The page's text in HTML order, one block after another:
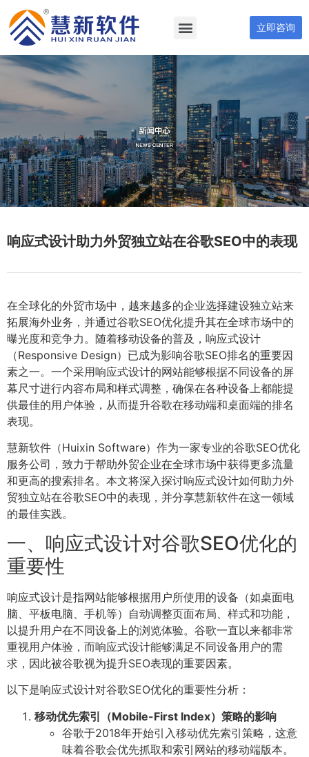
立即咨询
响应式设计助力外贸独立站在谷歌SEO中的表现
在全球化的外贸市场中，越来越多的企业选择建设独立站来
拓展海外业务，并通过谷歌SEO优化提升其在全球市场中的
曝光度和竞争力。随着移动设备的普及，响应式设计
（Responsive Design）已成为影响谷歌SEO排名的重要因
素之一。一个采用响应式设计的网站能够根据不同设备的屏
幕尺寸进行内容布局和样式调整，确保在各种设备上都能提
供最佳的用户体验，从而提升谷歌在移动端和桌面端的排名
表现。
慧新软件（Huixin Software）作为一家专业的谷歌SEO优化
服务公司，致力于帮助外贸企业在全球市场中获得更多流量
和更高的搜索排名。本文将深入探讨响应式设计如何助力外
贸独立站在谷歌SEO中的表现，并分享慧新软件在这一领域
的最佳实践。
一、响应式设计对谷歌SEO优化的
重要性
响应式设计是指网站能够根据用户所使用的设备（如桌面电
脑、平板电脑、手机等）自动调整页面布局、样式和功能，
以提升用户在不同设备上的浏览体验。谷歌一直以来都非常
重视用户体验，而响应式设计能够满足不同设备用户的需
求，因此被谷歌视为提升SEO表现的重要因素。
以下是响应式设计对谷歌SEO优化的重要性分析：
移动优先索引（Mobile-First Index）策略的影响
谷歌于2018年开始引入移动优先索引策略，这意
味着谷歌会优先抓取和索引网站的移动端版本。